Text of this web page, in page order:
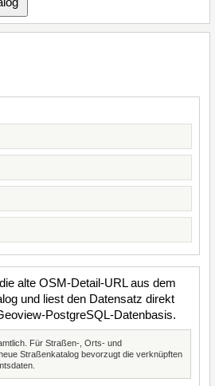
alte OSM-Detail-URL aus dem
und liest den Datensatz direkt
PostgreSQL-Datenbasis.
Für Straßen-, Orts- und
Straßenkatalog bevorzugt die verknüpften